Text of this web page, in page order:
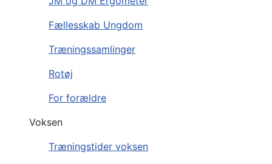
Fællesskab Ungdom
Træningssamlinger
Rotøj
For forældre
Voksen
Træningstider voksen